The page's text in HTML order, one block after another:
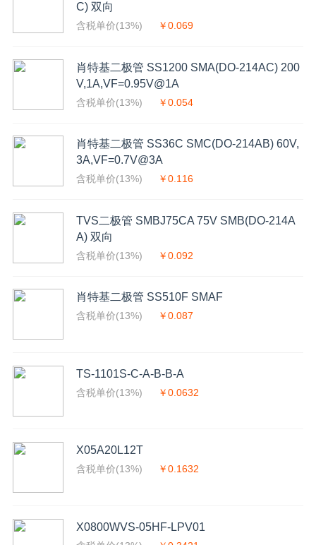
C) 双向
含税单价(13%) ￥0.069
肖特基二极管 SS1200 SMA(DO-214AC) 200
V,1A,VF=0.95V@1A
含税单价(13%) ￥0.054
肖特基二极管 SS36C SMC(DO-214AB) 60V,
3A,VF=0.7V@3A
含税单价(13%) ￥0.116
TVS二极管 SMBJ75CA 75V SMB(DO-214A
A) 双向
含税单价(13%) ￥0.092
肖特基二极管 SS510F SMAF
含税单价(13%) ￥0.087
TS-1101S-C-A-B-B-A
含税单价(13%) ￥0.0632
X05A20L12T
含税单价(13%) ￥0.1632
X0800WVS-05HF-LPV01